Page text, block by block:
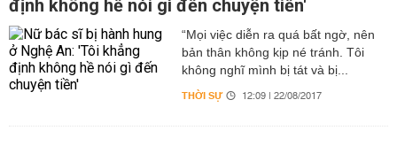
định không hề nói gì đến chuyện tiền'
“Mọi việc diễn ra quá bất ngờ, nên
bản thân không kịp né tránh. Tôi
không nghĩ mình bị tát và bị...
THỜI SỰ 12:09 | 22/08/2017